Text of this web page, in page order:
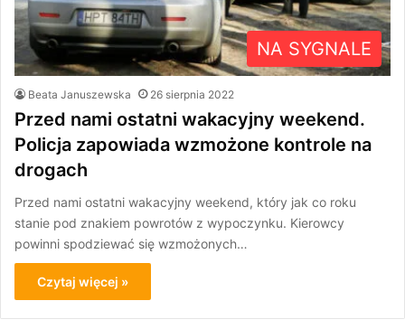
NA SYGNALE
Beata Januszewska 26 sierpnia 2022
Przed nami ostatni wakacyjny weekend.
Policja zapowiada wzmożone kontrole na
drogach
Przed nami ostatni wakacyjny weekend, który jak co roku
stanie pod znakiem powrotów z wypoczynku. Kierowcy
powinni spodziewać się wzmożonych…
Czytaj więcej »